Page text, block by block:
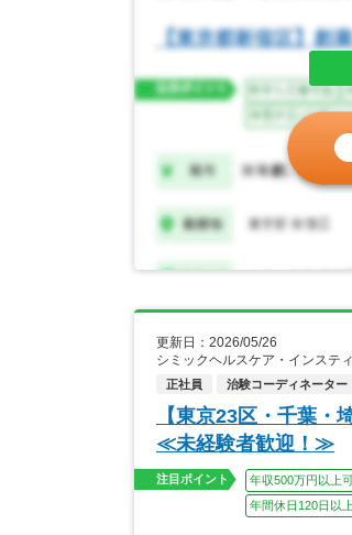
更新日：2026/05/26
シミックヘルスケア・インステ
正社員 治験コーディネーター
【東京23区・千葉・
≪未経験者歓迎！≫
注目ポイント 年収500万円以上
年間休日120日以上